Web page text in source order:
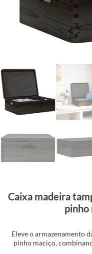
Caixa madeira
pinho
Eleve o armazenamento
pinho maciço,